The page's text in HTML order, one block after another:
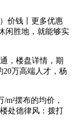
价钱丨更多优惠
闲胜地，就能够实
，楼盘详情，期
万高端人才，杨
摆布的均价，
处德律风：拨打